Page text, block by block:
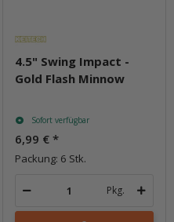
4.5" Swing Impact -
Gold Flash Minnow
Sofort verfügbar
6,99 € *
Packung: 6 Stk.
Pkg.